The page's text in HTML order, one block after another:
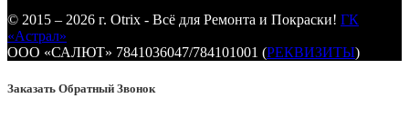
© 2015 – 2026 г. Otrix - Всё для Ремонта и Покраски! ГК
«Астрал»
ООО «САЛЮТ» 7841036047/784101001 (РЕКВИЗИТЫ)
Заказать Обратный Звонок